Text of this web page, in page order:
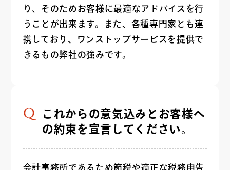
り、そのためお客様に最適なアドバイスを行
うことが出来ます。また、各種専門家とも連
携しており、ワンストップサービスを提供で
きるもの弊社の強みです。
これからの意気込みとお客様へ
の約束を宣言してください。
会計事務所であるため節税や適正な税務申告